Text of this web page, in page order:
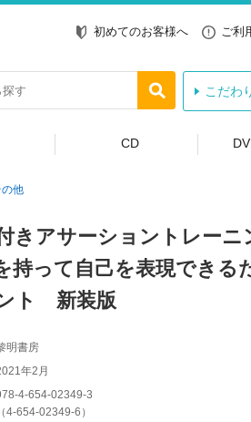
初めてのお客様へ ご利
こだわ
CD
他
きアサーショントレーニ
って自己を表現できる
ト 新装版
明書房
年2月
4-654-02349-3
（4-654-02349-6 ）